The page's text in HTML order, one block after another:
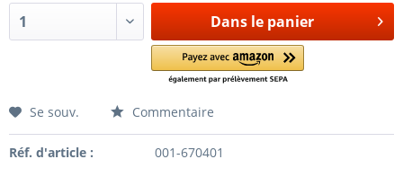
Dans le panier
Se souv. Commentaire
Réf. d'article : 001-670401